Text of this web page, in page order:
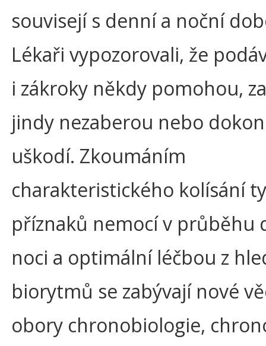
souvisejí s denní a noční
Lékaři vypozorovali, že
i zákroky někdy pomohou,
jindy nezaberou nebo
uškodí. Zkoumáním
charakteristického kolísání
příznaků nemocí v průběhu
noci a optimální léčbou z
biorytmů se zabývají nové
obory chronobiologie,